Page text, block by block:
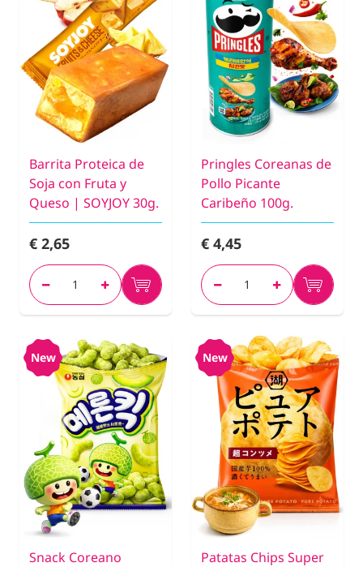
Barrita Proteica de
Soja con Fruta y
Queso | SOYJOY 30g.
€ 2,65
Pringles Coreanas de
Pollo Picante
Caribeño 100g.
€ 4,45
New
Snack Coreano
New
Patatas Chips Super